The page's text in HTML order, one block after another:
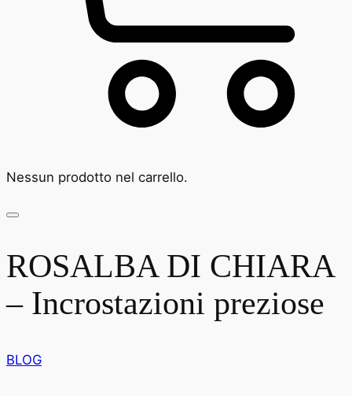
Nessun prodotto nel carrello.
ROSALBA DI CHIARA
– Incrostazioni preziose
BLOG